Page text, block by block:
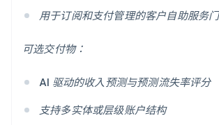
用于订阅和支付管理的客户自助服务
可选交付物：
AI 驱动的收入预测与预测流失率评分
支持多实体或层级账户结构